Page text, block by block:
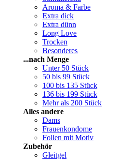
Aroma & Farbe
Extra dick
Extra dünn
Long Love
Trocken
Besonderes
...nach Menge
Unter 50 Stück
50 bis 99 Stück
100 bis 135 Stück
136 bis 199 Stück
Mehr als 200 Stück
Alles andere
Dams
Frauenkondome
Folien mit Motiv
Zubehör
Gleitgel